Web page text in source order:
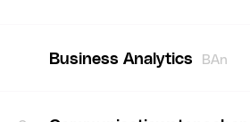
Business Analytics BAn